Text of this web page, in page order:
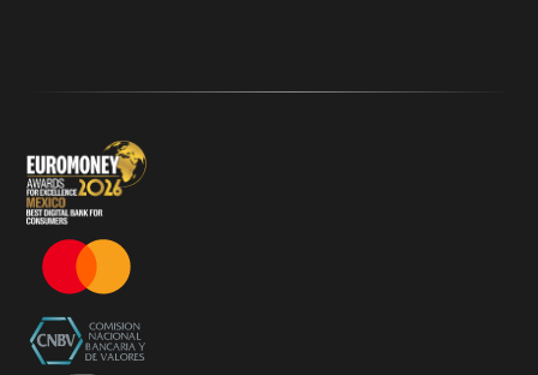
Términos y Condiciones - SplitK Tarjeta de Crédito No
Términos y Condiciones – Acceso a Klar Plus sin costo
Términos y Condiciones – 20% Cashback en
supermercados participantes
Términos y Condiciones Juegos de Mexico 2026
Términos y Condiciones - Amazon Prime Day 2026
Términos y Condiciones – Diferimiento de Compras
con 0% de Interés Desde App
Términos y Condiciones de Beneficios Uber Card
Powered by Klar